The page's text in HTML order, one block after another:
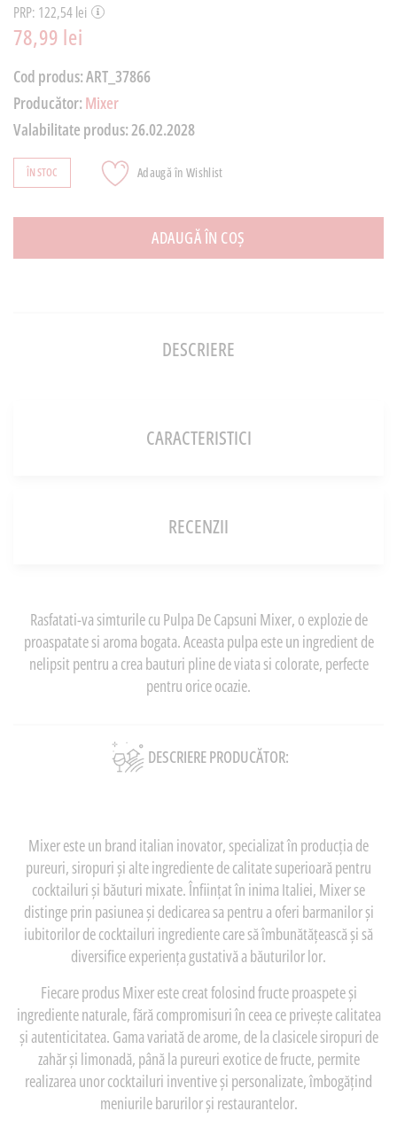
PRP: 122,54 lei
78,99 lei
Cod produs:ART_37866
Producător: Mixer
Valabilitate produs:26.02.2028
ÎN STOC Adaugă în Wishlist
ADAUGĂ ÎN COȘ
DESCRIERE
CARACTERISTICI
RECENZII
Rasfatati-va simturile cu Pulpa De Capsuni Mixer, o explozie de
proaspatate si aroma bogata. Aceasta pulpa este un ingredient de
nelipsit pentru a crea bauturi pline de viata si colorate, perfecte
pentru orice ocazie.
DESCRIERE PRODUCĂTOR:
Mixer este un brand italian inovator, specializat în producția de
pureuri, siropuri și alte ingrediente de calitate superioară pentru
cocktailuri și băuturi mixate. Înființat în inima Italiei, Mixer se
distinge prin pasiunea și dedicarea sa pentru a oferi barmanilor și
iubitorilor de cocktailuri ingrediente care să îmbunătățească și să
diversifice experiența gustativă a băuturilor lor.
Fiecare produs Mixer este creat folosind fructe proaspete și
ingrediente naturale, fără compromisuri în ceea ce privește calitatea
și autenticitatea. Gama variată de arome, de la clasicele siropuri de
zahăr și limonadă, până la pureuri exotice de fructe, permite
realizarea unor cocktailuri inventive și personalizate, îmbogățind
meniurile barurilor și restaurantelor.